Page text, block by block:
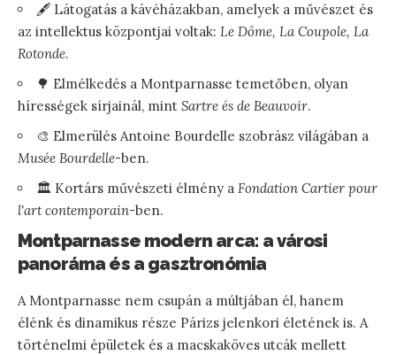
🖋️ Látogatás a kávéházakban, amelyek a művészet és
az intellektus központjai voltak: Le Dôme, La Coupole, La
Rotonde.
🌳 Elmélkedés a Montparnasse temetőben, olyan
hírességek sírjainál, mint Sartre és de Beauvoir.
🎨 Elmerülés Antoine Bourdelle szobrász világában a
Musée Bourdelle-ben.
🏛️ Kortárs művészeti élmény a Fondation Cartier pour
l'art contemporain-ben.
Montparnasse modern arca: a városi
panoráma és a gasztronómia
A Montparnasse nem csupán a múltjában él, hanem
élénk és dinamikus része Párizs jelenkori életének is. A
történelmi épületek és a macskaköves utcák mellett